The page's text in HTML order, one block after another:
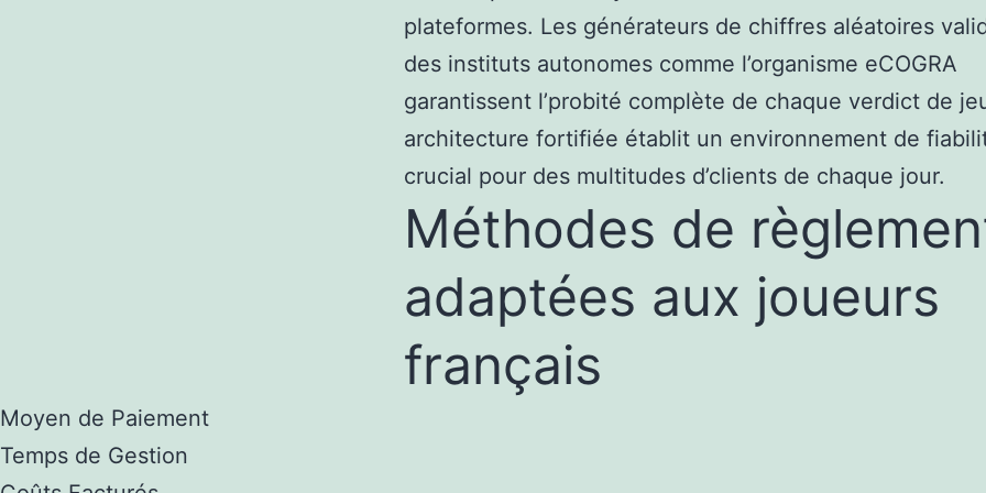
plateformes. Les générateurs de chiffres aléatoires
des instituts autonomes comme l’organisme eCOGRA
garantissent l’probité complète de chaque verdict de
architecture fortifiée établit un environnement de
crucial pour des multitudes d’clients de chaque jour.
Méthodes de
adaptées aux joueurs
français
Moyen de Paiement
Temps de Gestion